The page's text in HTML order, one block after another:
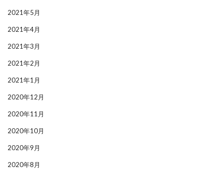
2021年5月
2021年4月
2021年3月
2021年2月
2021年1月
2020年12月
2020年11月
2020年10月
2020年9月
2020年8月